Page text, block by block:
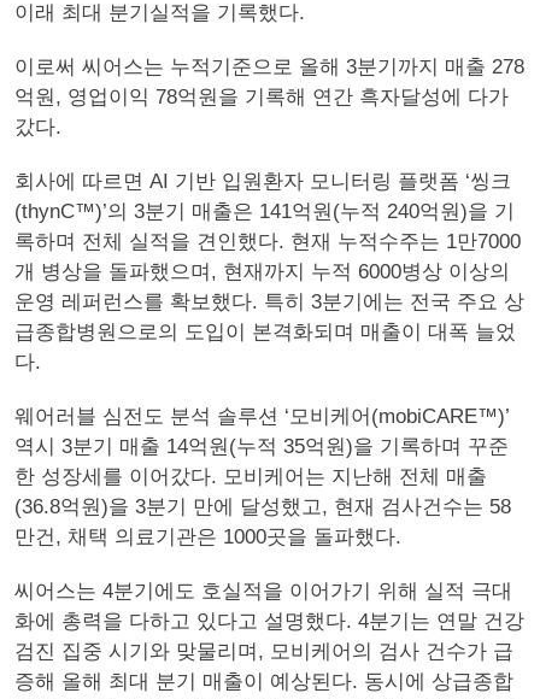
이래 최대 분기실적을 기록했다.
이로써 씨어스는 누적기준으로 올해 3분기까지 매출 278
억원, 영업이익 78억원을 기록해 연간 흑자달성에 다가
갔다.
회사에 따르면 AI 기반 입원환자 모니터링 플랫폼 ‘씽크
(thynC™)’의 3분기 매출은 141억원(누적 240억원)을 기
록하며 전체 실적을 견인했다. 현재 누적수주는 1만7000
개 병상을 돌파했으며, 현재까지 누적 6000병상 이상의
운영 레퍼런스를 확보했다. 특히 3분기에는 전국 주요 상
급종합병원으로의 도입이 본격화되며 매출이 대폭 늘었
다.
웨어러블 심전도 분석 솔루션 ‘모비케어(mobiCARE™)’
역시 3분기 매출 14억원(누적 35억원)을 기록하며 꾸준
한 성장세를 이어갔다. 모비케어는 지난해 전체 매출
(36.8억원)을 3분기 만에 달성했고, 현재 검사건수는 58
만건, 채택 의료기관은 1000곳을 돌파했다.
씨어스는 4분기에도 호실적을 이어가기 위해 실적 극대
화에 총력을 다하고 있다고 설명했다. 4분기는 연말 건강
검진 집중 시기와 맞물리며, 모비케어의 검사 건수가 급
증해 올해 최대 분기 매출이 예상된다. 동시에 상급종합